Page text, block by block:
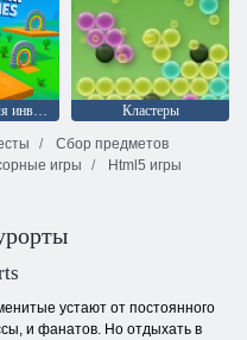
Мини-игры для инвалидных колясок
Кластеры
Сбор предметов
игры
Html5 игры
устают от постоянного
и фанатов. Но отдыхать в